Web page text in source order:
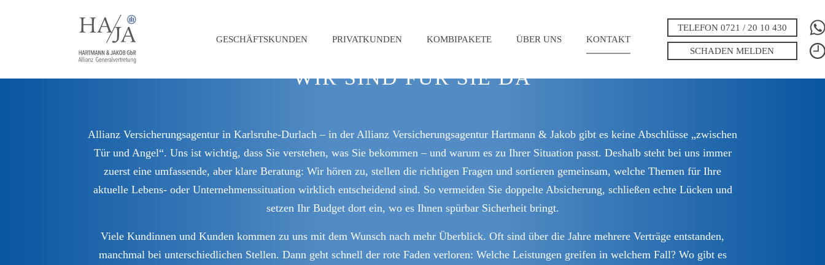
GESCHÄFTSKUNDEN PRIVATKUNDEN KOMBIPAKETE ÜBER UNS KONTAKT
TELEFON 0721 / 20 10 430
SCHADEN MELDEN
WIR SIND FÜR SIE DA
Allianz Versicherungsagentur in Karlsruhe-Durlach – in der Allianz Versicherungsagentur Hartmann & Jakob gibt es keine Abschlüsse „zwischen
Tür und Angel“. Uns ist wichtig, dass Sie verstehen, was Sie bekommen – und warum es zu Ihrer Situation passt. Deshalb steht bei uns immer
zuerst eine umfassende, aber klare Beratung: Wir hören zu, stellen die richtigen Fragen und sortieren gemeinsam, welche Themen für Ihre
aktuelle Lebens- oder Unternehmenssituation wirklich entscheidend sind. So vermeiden Sie doppelte Absicherung, schließen echte Lücken und
setzen Ihr Budget dort ein, wo es Ihnen spürbar Sicherheit bringt.
Viele Kundinnen und Kunden kommen zu uns mit dem Wunsch nach mehr Überblick. Oft sind über die Jahre mehrere Verträge entstanden,
manchmal bei unterschiedlichen Stellen. Dann geht schnell der rote Faden verloren: Welche Leistungen greifen in welchem Fall? Wo gibt es